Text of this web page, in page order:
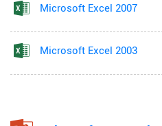
Microsoft Excel 2007
Microsoft Excel 2003